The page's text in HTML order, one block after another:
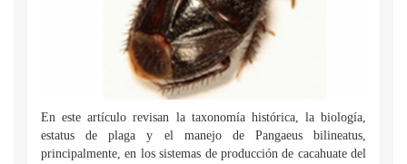
En este artículo revisan la taxonomía histórica, la biología,
estatus de plaga y el manejo de Pangaeus bilineatus,
principalmente, en los sistemas de producción de cacahuate del